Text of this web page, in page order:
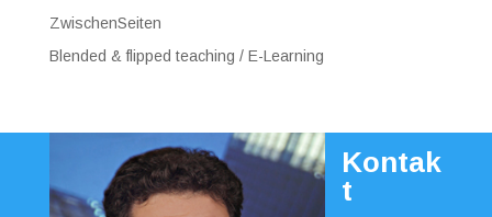
ZwischenSeiten
Blended & flipped teaching / E-Learning
Kontak
t